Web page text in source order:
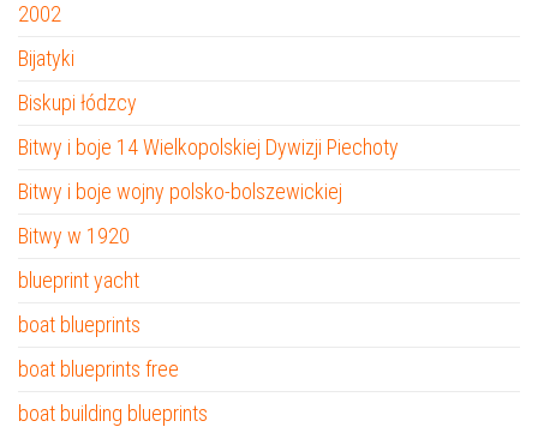
2002
Bijatyki
Biskupi łódzcy
Bitwy i boje 14 Wielkopolskiej Dywizji Piechoty
Bitwy i boje wojny polsko-bolszewickiej
Bitwy w 1920
blueprint yacht
boat blueprints
boat blueprints free
boat building blueprints